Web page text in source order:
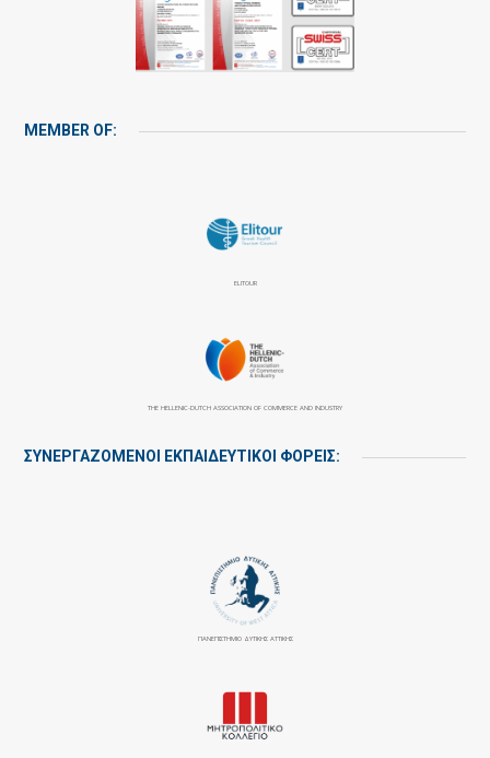
MEMBER OF:
ELITOUR
THE HELLENIC-DUTCH ASSOCIATION OF COMMERCE AND INDUSTRY
ΣΥΝΕΡΓΑΖΌΜΕΝΟΙ ΕΚΠΑΙΔΕΥΤΙΚΟΊ ΦΟΡΕΊΣ:
ΠΑΝΕΠΙΣΤΉΜΙΟ ΔΥΤΙΚΉΣ ΑΤΤΙΚΉΣ